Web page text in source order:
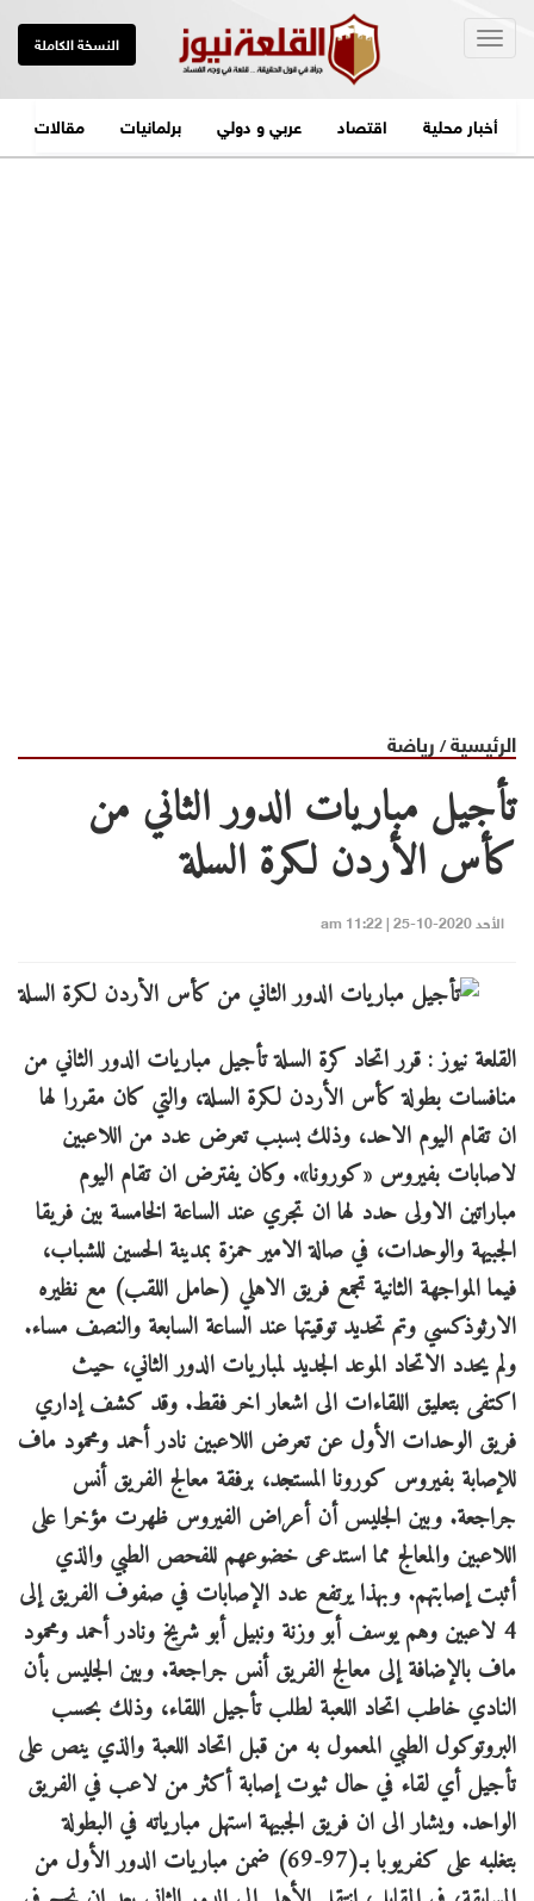
النسخة الكاملة
أخبار محلية اقتصاد عربي و دولي برلمانيات مقالات
الرئيسية/ رياضة
تأجيل مباريات الدور الثاني من
كأس الأردن لكرة السلة
الأحد 2020-10-25 | 11:22 am
القلعة نيوز : قرر اتحاد كرة السلة تأجيل مباريات الدور الثاني من
منافسات بطولة كأس الأردن لكرة السلة، والتي كان مقررا لها
ان تقام اليوم الاحد، وذلك بسبب تعرض عدد من اللاعبين
لاصابات بفيروس «كورونا». وكان يفترض ان تقام اليوم
مباراتين الاولى حدد لها ان تجري عند الساعة الخامسة بين فريقا
الجبيهة والوحدات، في صالة الامير حمزة بمدينة الحسين للشباب،
فيما المواجهة الثانية تجمع فريق الاهلي (حامل اللقب) مع نظيره
الارثوذكسي وتم تحديد توقيتها عند الساعة السابعة والنصف مساء.
ولم يحدد الاتحاد الموعد الجديد لمباريات الدور الثاني، حيث
اكتفى بتعليق اللقاءات الى اشعار اخر فقط. وقد كشف إداري
فريق الوحدات الأول عن تعرض اللاعبين نادر أحمد ومحمود ماف
للإصابة بفيروس كورونا المستجد، برفقة معالج الفريق أنس
جراجعة. وبين الجليس أن أعراض الفيروس ظهرت مؤخرا على
اللاعبين والمعالج مما استدعى خضوعهم للفحص الطبي والذي
أثبت إصابتهم. وبهذا يرتفع عدد الإصابات في صفوف الفريق إلى
4 لاعبين وهم يوسف أبو وزنة ونبيل أبو شريخ ونادر أحمد ومحمود
ماف بالإضافة إلى معالج الفريق أنس جراجعة. وبين الجليس بأن
النادي خاطب اتحاد اللعبة لطلب تأجيل اللقاء، وذلك بحسب
البروتوكول الطبي المعمول به من قبل اتحاد اللعبة والذي ينص على
تأجيل أي لقاء في حال ثبوت إصابة أكثر من لاعب في الفريق
الواحد. ويشار الى ان فريق الجبيهة استهل مبارياته في البطولة
بتغلبه على كفريوبا بـ(97-69) ضمن مباريات الدور الأول من